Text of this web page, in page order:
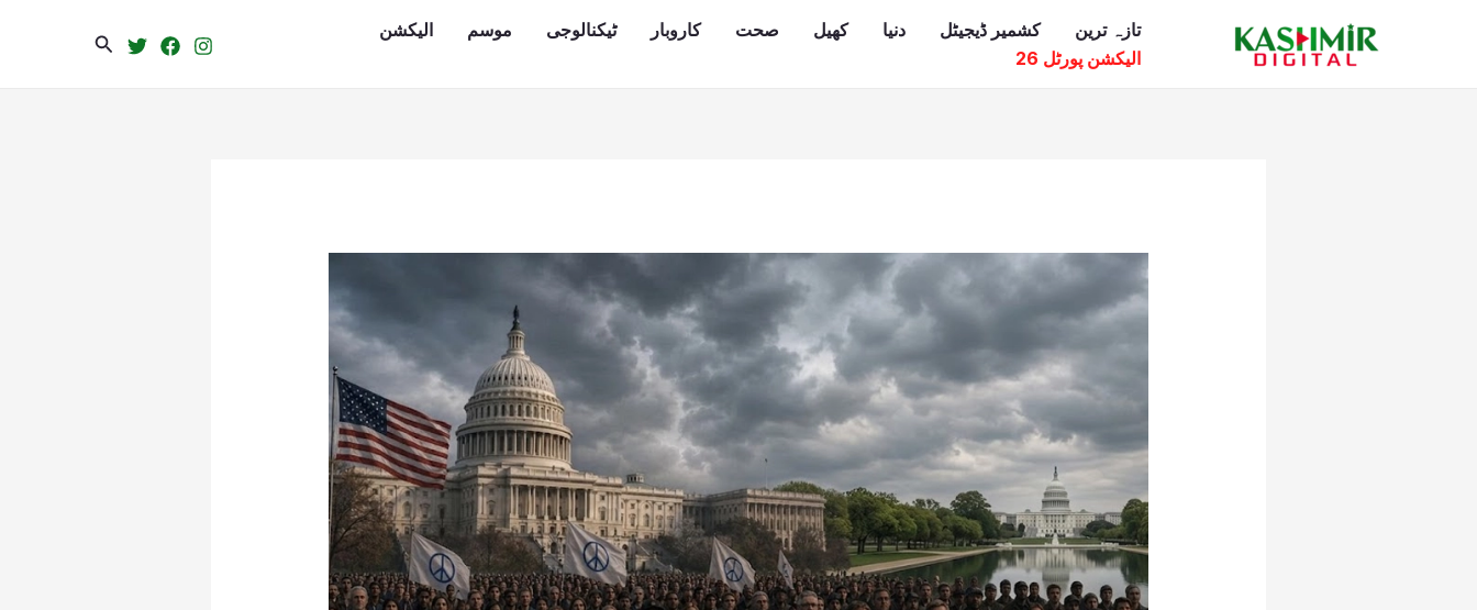
تازہ ترین کشمیر ڈیجیٹل دنیا کھیل صحت کاروبار ٹیکنالوجی موسم
الیکشن
الیکشن پورٹل 26
Search